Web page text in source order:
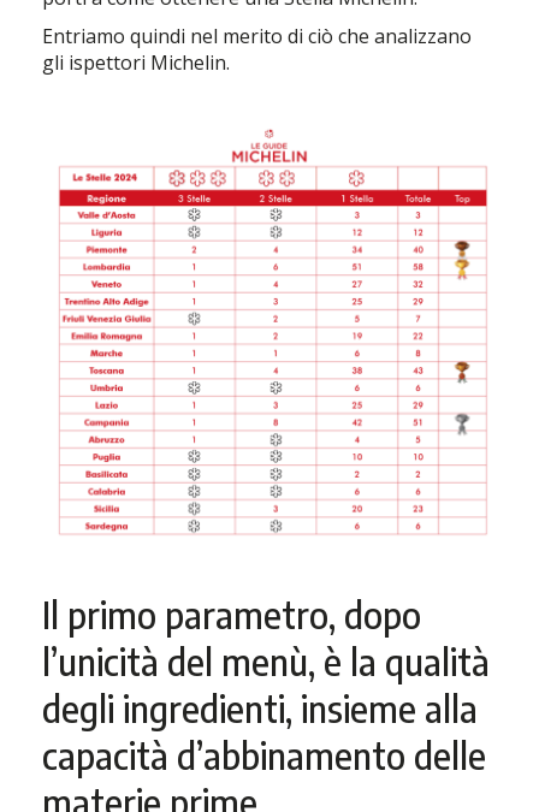
Entriamo quindi nel merito di ciò che analizzano
gli ispettori Michelin.
Il primo parametro, dopo
l’unicità del menù, è la qualità
degli ingredienti, insieme alla
capacità d’abbinamento delle
materie prime